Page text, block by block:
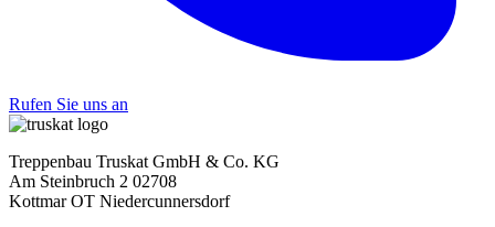
Rufen Sie uns an
Treppenbau Truskat GmbH & Co. KG
Am Steinbruch 2 02708
Kottmar OT Niedercunnersdorf